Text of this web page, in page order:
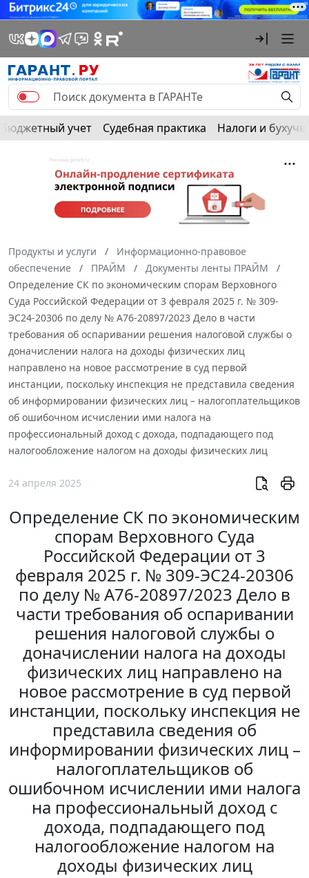
Бюджетный учет Судебная практика Налоги и
Продукты и услуги
Информационно-правовое
обеспечение
ПРАЙМ
Документы ленты ПРАЙМ
Определение СК по экономическим спорам Верховного
Суда Российской Федерации от 3 февраля 2025 г. № 309-
ЭС24-20306 по делу № А76-20897/2023 Дело в части
требования об оспаривании решения налоговой службы о
доначислении налога на доходы физических лиц
направлено на новое рассмотрение в суд первой
инстанции, поскольку инспекция не представила сведения
об информировании физических лиц – налогоплательщиков
об ошибочном исчислении ими налога на
профессиональный доход с дохода, подпадающего под
налогообложение налогом на доходы физических лиц
24 апреля 2025
Определение СК по экономическим
спорам Верховного Суда
Российской Федерации от 3
февраля 2025 г. № 309-ЭС24-20306
по делу № А76-20897/2023 Дело в
части требования об оспаривании
решения налоговой службы о
доначислении налога на доходы
физических лиц направлено на
новое рассмотрение в суд первой
инстанции, поскольку инспекция не
представила сведения об
информировании физических лиц –
налогоплательщиков об
ошибочном исчислении ими налога
на профессиональный доход с
дохода, подпадающего под
налогообложение налогом на
доходы физических лиц